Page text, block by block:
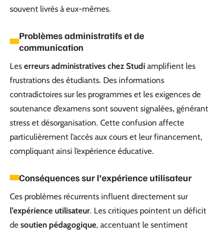
souvent livrés à eux-mêmes.
Problèmes administratifs et de
communication
Les erreurs administratives chez Studi amplifient les
frustrations des étudiants. Des informations
contradictoires sur les programmes et les exigences de
soutenance d’examens sont souvent signalées, générant
stress et désorganisation. Cette confusion affecte
particulièrement l’accès aux cours et leur financement,
compliquant ainsi l’expérience éducative.
Conséquences sur l’expérience utilisateur
Ces problèmes récurrents influent directement sur
l’expérience utilisateur. Les critiques pointent un déficit
de soutien pédagogique, accentuant le sentiment